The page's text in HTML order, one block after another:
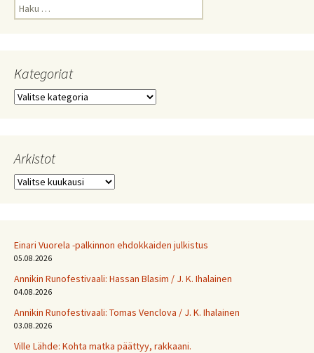
Haku:
Kategoriat
Kategoriat
Arkistot
Arkistot
Einari Vuorela -palkinnon ehdokkaiden julkistus
05.08.2026
Annikin Runofestivaali: Has­san Bla­sim / J. K. Ihalainen
04.08.2026
Annikin Runofestivaali: Tomas Venclova / J. K. Ihalainen
03.08.2026
Ville Lähde: Kohta matka päättyy, rakkaani.